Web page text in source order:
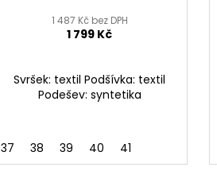
1 487 Kč bez DPH
1 799 Kč
Svršek: textil Podšívka: textil
Podešev: syntetika
37 38 39 40 41